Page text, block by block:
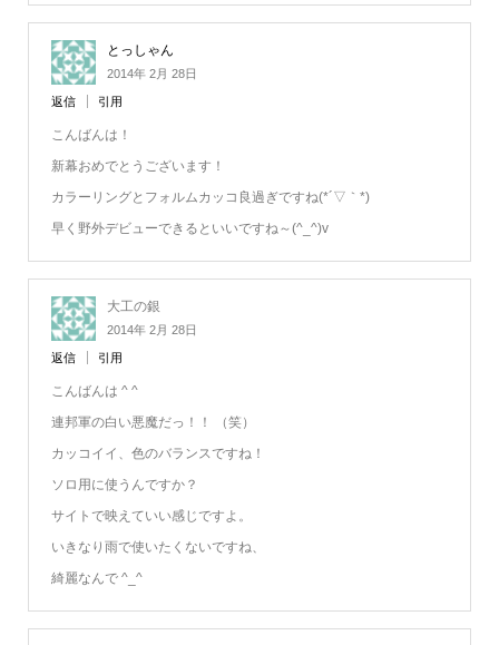
とっしゃん
2014年 2月 28日
返信 引用
こんばんは！
新幕おめでとうございます！
カラーリングとフォルムカッコ良過ぎですね(*´▽｀*)
早く野外デビューできるといいですね～(^_^)v
大工の銀
2014年 2月 28日
返信 引用
こんばんは ^ ^
連邦軍の白い悪魔だっ！！ （笑）
カッコイイ、色のバランスですね！
ソロ用に使うんですか？
サイトで映えていい感じですよ。
いきなり雨で使いたくないですね、
綺麗なんで ^_^